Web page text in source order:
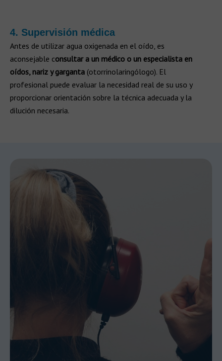
4. Supervisión médica
Antes de utilizar agua oxigenada en el oído, es
aconsejable consultar a un médico o un especialista en
oídos, nariz y garganta (otorrinolaringólogo). El
profesional puede evaluar la necesidad real de su uso y
proporcionar orientación sobre la técnica adecuada y la
dilución necesaria.